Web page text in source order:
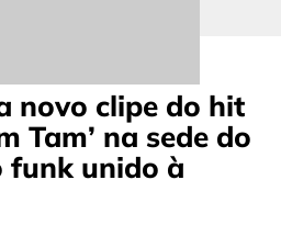
novo clipe do hit
Tam’ na sede do
funk unido à